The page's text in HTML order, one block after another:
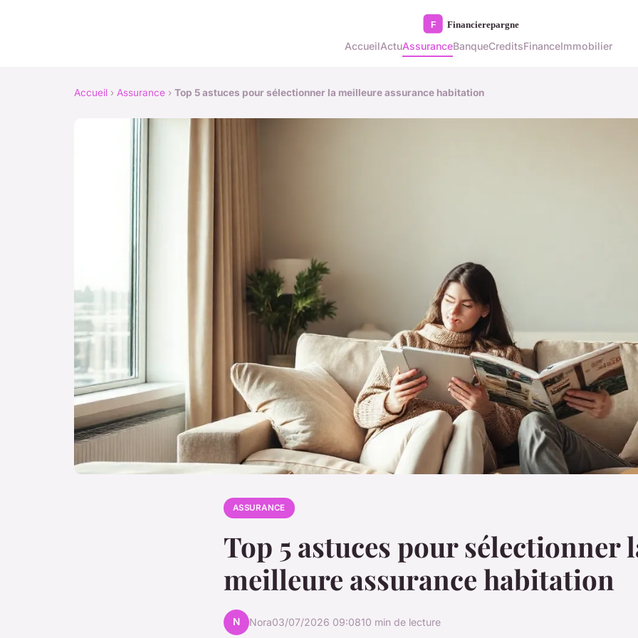
AccueilActuAssuranceBanqueCreditsFinanceImmobilier
Accueil › Assurance › Top 5 astuces pour sélectionner la meilleure assurance habitation
ASSURANCE
Top 5 astuces pour sélectionner
meilleure assurance habitation
N Nora03/07/2026 09:0810 min de lecture